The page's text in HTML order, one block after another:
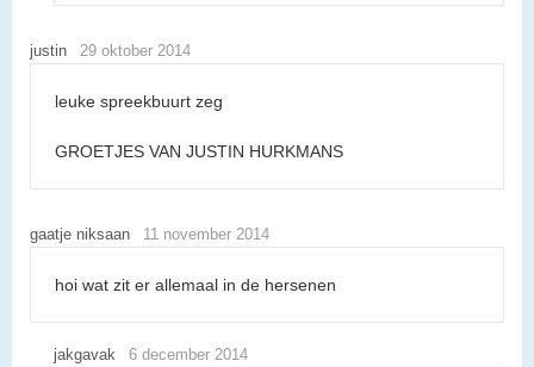
justin 29 oktober 2014
leuke spreekbuurt zeg
GROETJES VAN JUSTIN HURKMANS
gaatje niksaan 11 november 2014
hoi wat zit er allemaal in de hersenen
jakgavak 6 december 2014